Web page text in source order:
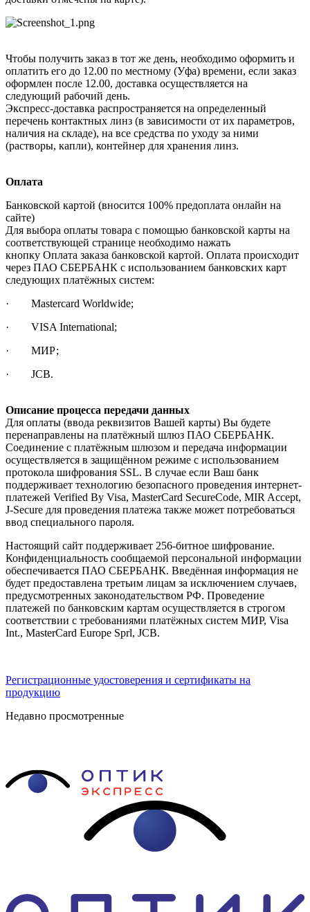
Чтобы получить заказ в тот же день, необходимо оформить и
оплатить его до 12.00 по местному (Уфа) времени, если заказ
оформлен после 12.00, доставка осуществляется на
следующий рабочий день.
Экспресс-доставка распространяется на определенный
перечень контактных линз (в зависимости от их параметров,
наличия на складе), на все средства по уходу за ними
(растворы, капли), контейнер для хранения линз.
Оплата
Банковской картой (вносится 100% предоплата онлайн на
сайте)
Для выбора оплаты товара с помощью банковской карты на
соответствующей странице необходимо нажать
кнопку Оплата заказа банковской картой. Оплата происходит
через ПАО СБЕРБАНК с использованием банковских карт
следующих платёжных систем:
· Mastercard Worldwide;
· VISA International;
· МИР;
· JCB.
Описание процесса передачи данных
Для оплаты (ввода реквизитов Вашей карты) Вы будете
перенаправлены на платёжный шлюз ПАО СБЕРБАНК.
Соединение с платёжным шлюзом и передача информации
осуществляется в защищённом режиме с использованием
протокола шифрования SSL. В случае если Ваш банк
поддерживает технологию безопасного проведения интернет-
платежей Verified By Visa, MasterCard SecureCode, MIR Accept,
J-Secure для проведения платежа также может потребоваться
ввод специального пароля.
Настоящий сайт поддерживает 256-битное шифрование.
Конфиденциальность сообщаемой персональной информации
обеспечивается ПАО СБЕРБАНК. Введённая информация не
будет предоставлена третьим лицам за исключением случаев,
предусмотренных законодательством РФ. Проведение
платежей по банковским картам осуществляется в строгом
соответствии с требованиями платёжных систем МИР, Visa
Int., MasterCard Europe Sprl, JCB.
Регистрационные удостоверения и сертификаты на
продукцию
Недавно просмотренные